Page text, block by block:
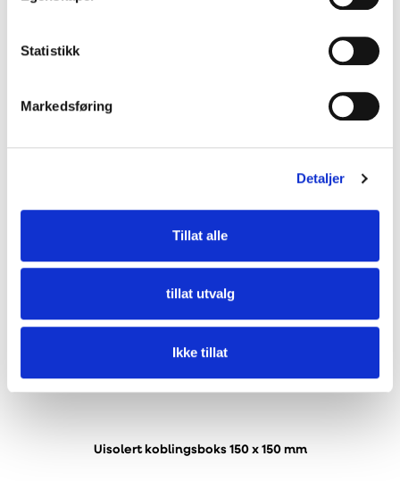
Statistikk
Markedsføring
Detaljer
Tillat alle
tillat utvalg
Ikke tillat
Uisolert koblingsboks 150 x 150 mm